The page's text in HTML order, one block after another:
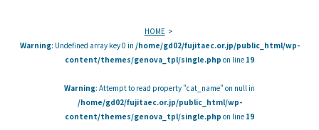
HOME
Warning: Undefined array key 0 in /home/gd02/fujitaec.or.jp/public_html/wp-
content/themes/genova_tpl/single.php on line 19
Warning: Attempt to read property "cat_name" on null in
/home/gd02/fujitaec.or.jp/public_html/wp-
content/themes/genova_tpl/single.php on line 19